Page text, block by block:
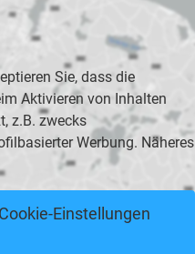
Sie, dass die
Aktivieren von Inhalten
z.B. zwecks
Werbung. Näheres
Einstellungen